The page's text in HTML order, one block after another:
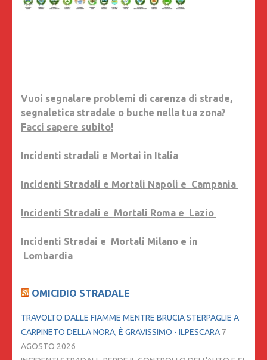
Vuoi segnalare problemi di carenza di strade,
segnaletica stradale o buche nella tua zona?
Facci sapere subito!
Incidenti stradali e Mortai in Italia
Incidenti Stradali e Mortali Napoli e Campania
Incidenti Stradali e Mortali Roma e Lazio
Incidenti Stradai e Mortali Milano e in
Lombardia
OMICIDIO STRADALE
TRAVOLTO DALLE FIAMME MENTRE BRUCIA STERPAGLIE A
CARPINETO DELLA NORA, È GRAVISSIMO - ILPESCARA 7
AGOSTO 2026